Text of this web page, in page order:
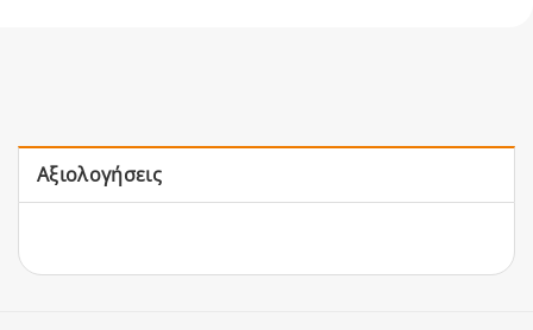
Αξιολογήσεις